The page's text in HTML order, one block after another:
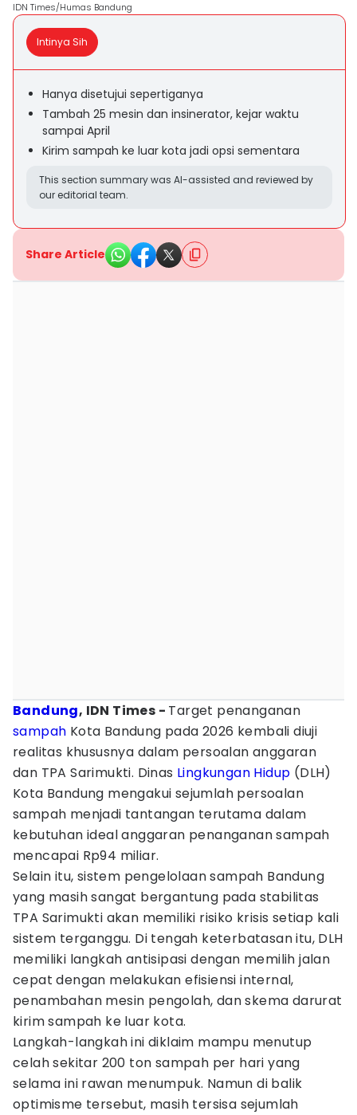
IDN Times/Humas Bandung
Intinya Sih
Hanya disetujui sepertiganya
Tambah 25 mesin dan insinerator, kejar waktu
sampai April
Kirim sampah ke luar kota jadi opsi sementara
This section summary was AI-assisted and reviewed by
our editorial team.
Share Article
Bandung, IDN Times - Target penanganan
sampah Kota Bandung pada 2026 kembali diuji
realitas khususnya dalam persoalan anggaran
dan TPA Sarimukti. Dinas Lingkungan Hidup (DLH)
Kota Bandung mengakui sejumlah persoalan
sampah menjadi tantangan terutama dalam
kebutuhan ideal anggaran penanganan sampah
mencapai Rp94 miliar.
Selain itu, sistem pengelolaan sampah Bandung
yang masih sangat bergantung pada stabilitas
TPA Sarimukti akan memiliki risiko krisis setiap kali
sistem terganggu. Di tengah keterbatasan itu, DLH
memiliki langkah antisipasi dengan memilih jalan
cepat dengan melakukan efisiensi internal,
penambahan mesin pengolah, dan skema darurat
kirim sampah ke luar kota.
Langkah-langkah ini diklaim mampu menutup
celah sekitar 200 ton sampah per hari yang
selama ini rawan menumpuk. Namun di balik
optimisme tersebut, masih tersisa sejumlah